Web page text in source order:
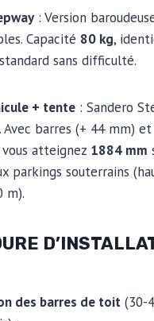
: Version
Capacité 80 kg,
sans difficulté.
+ tente : Sandero
Avec barres (+ 44 mm)
atteignez 1884 mm
parkings souterrains
m).
des barres de toit (30-